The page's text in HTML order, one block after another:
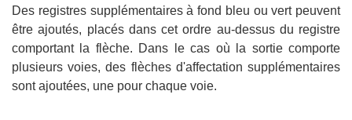
Des registres supplémentaires à fond bleu ou vert peuvent
être ajoutés, placés dans cet ordre au-dessus du registre
comportant la flèche. Dans le cas où la sortie comporte
plusieurs voies, des flèches d'affectation supplémentaires
sont ajoutées, une pour chaque voie.